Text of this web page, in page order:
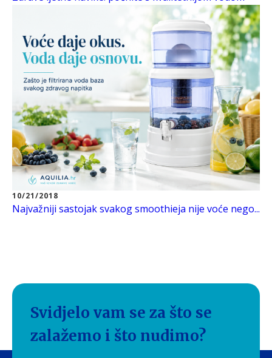
10/21/2018
Najvažniji sastojak svakog smoothieja nije voće nego...
Svidjelo vam se za što se
zalažemo i što nudimo?